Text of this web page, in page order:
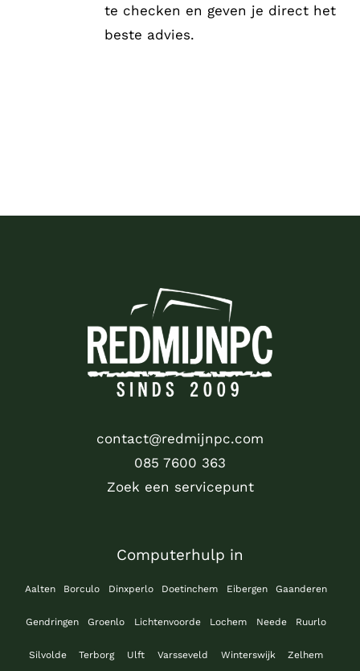
te checken en geven je direct het
beste advies.
contact@redmijnpc.com
085 7600 363
Zoek een servicepunt
Computerhulp in
Aalten Borculo Dinxperlo Doetinchem Eibergen Gaanderen
Gendringen Groenlo Lichtenvoorde Lochem Neede Ruurlo
Silvolde Terborg Ulft Varsseveld Winterswijk Zelhem